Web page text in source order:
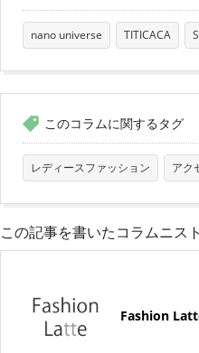
nano universe TITICACA
このコラムに関するタグ
レディースファッション アク
この記事を書いたコラムニスト
Fashion